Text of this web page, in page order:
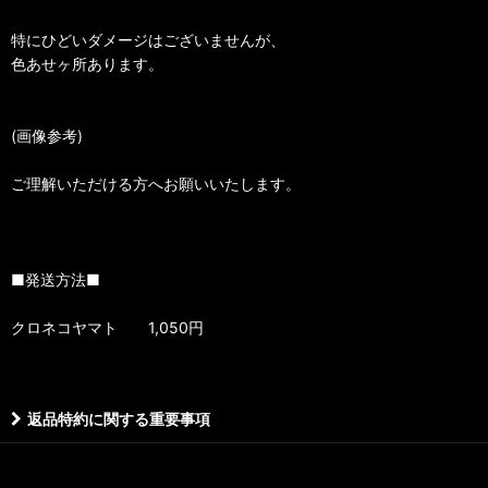
特にひどいダメージはございませんが、
色あせヶ所あります。
(画像参考)
ご理解いただける方へお願いいたします。
■発送方法■
クロネコヤマト 1,050円
返品特約に関する重要事項